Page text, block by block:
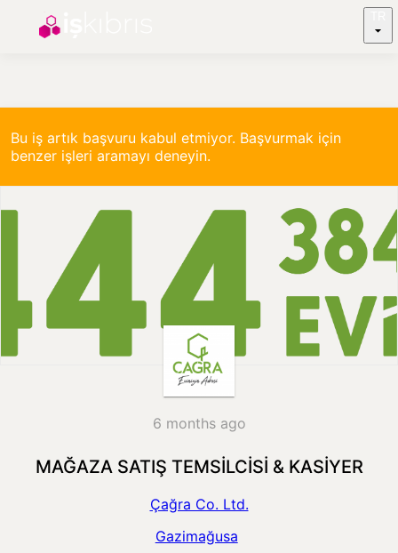
Bu iş artık başvuru kabul etmiyor. Başvurmak için
benzer işleri aramayı deneyin.
6 months ago
MAĞAZA SATIŞ TEMSİLCİSİ & KASİYER
Çağra Co. Ltd.
Gazimağusa